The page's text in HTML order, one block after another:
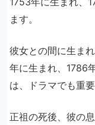
ます。
彼女との間に生ま
年に生まれ、1786
は、ドラマでも重
正祖の死後、彼の